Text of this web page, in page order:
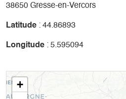
38650 Gresse-en-Vercors
Latitude : 44.86893
Longitude : 5.595094
+